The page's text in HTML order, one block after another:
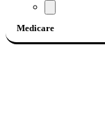
Medicare